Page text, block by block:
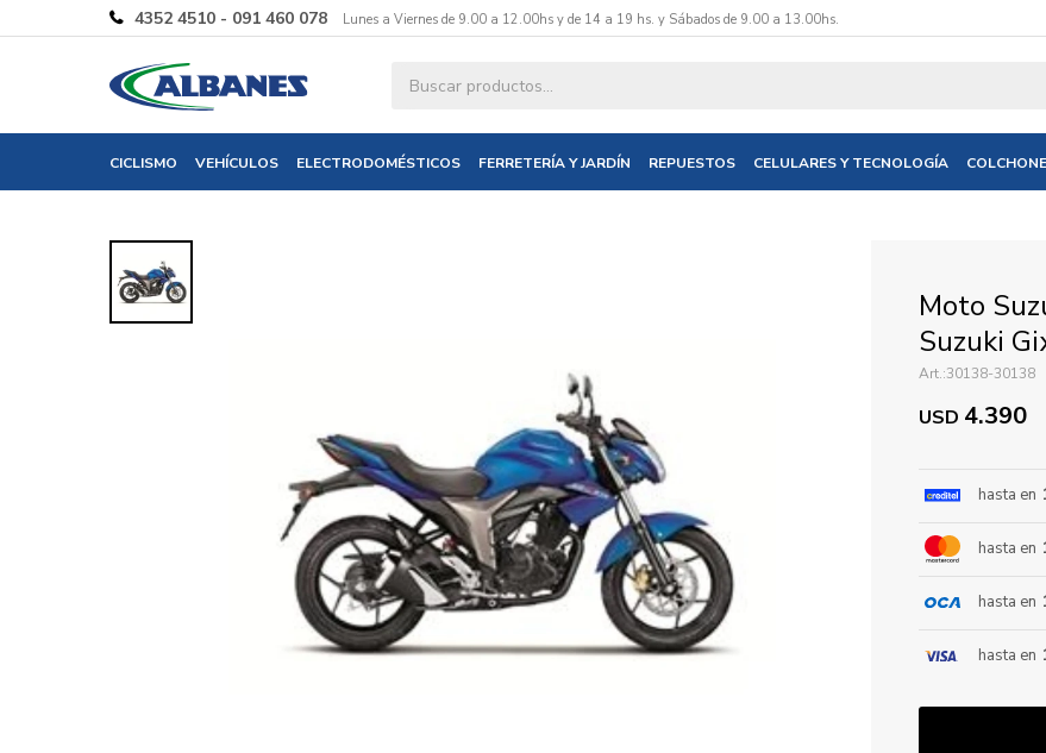
CICLISMO VEHÍCULOS ELECTRODOMÉSTICOS FERRETERÍA Y JARDÍN REPUESTOS CELULARES Y TECNOLOGÍA
4352 4510 - 091 460 078 Lunes a Viernes de 9.00 a 12.00hs y de 14 a 19 hs. y Sábados de 9.00 a 13.00hs.
Moto
Suzuki
30138-30138
USD 4.390
hasta en
hasta en
hasta en
hasta en
Ingresa tus datos y te informaremos cuando tengamos stock disponible.
ENVIAR